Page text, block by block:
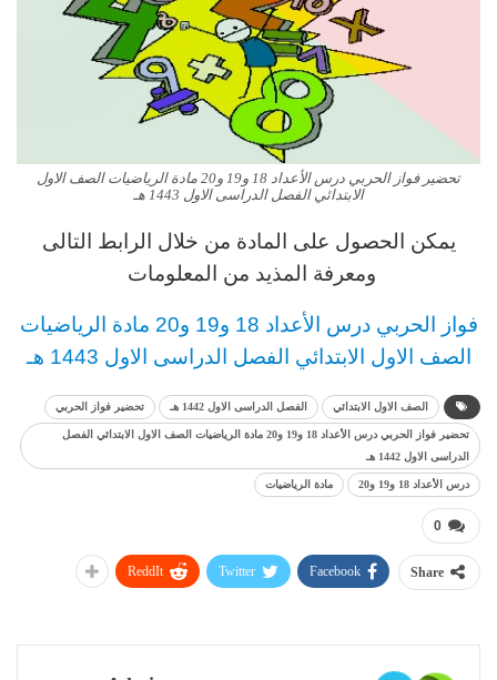
تحضير فواز الحربي درس الأعداد 18 و19 و20 مادة الرياضيات الصف الاول
الابتدائي الفصل الدراسى الاول 1443 هـ
يمكن الحصول على المادة من خلال الرابط التالى
ومعرفة المذيد من المعلومات
فواز الحربي درس الأعداد 18 و19 و20 مادة الرياضيات
الصف الاول الابتدائي الفصل الدراسى الاول 1443 هـ
الصف الاول الابتدائي الفصل الدراسى الاول 1442 هـ تحضير فواز الحربي
تحضير فواز الحربي درس الأعداد 18 و19 و20 مادة الرياضيات الصف الاول الابتدائي الفصل
الدراسى الاول 1442 هـ
درس الأعداد 18 و19 و20 مادة الرياضيات
0
Share
Facebook
Twitter
ReddIt